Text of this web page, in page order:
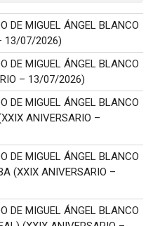
DE MIGUEL ÁNGEL BLANCO
13/07/2026)
DE MIGUEL ÁNGEL BLANCO
– 13/07/2026)
DE MIGUEL ÁNGEL BLANCO
ANIVERSARIO –
DE MIGUEL ÁNGEL BLANCO
(XXIX ANIVERSARIO –
DE MIGUEL ÁNGEL BLANCO